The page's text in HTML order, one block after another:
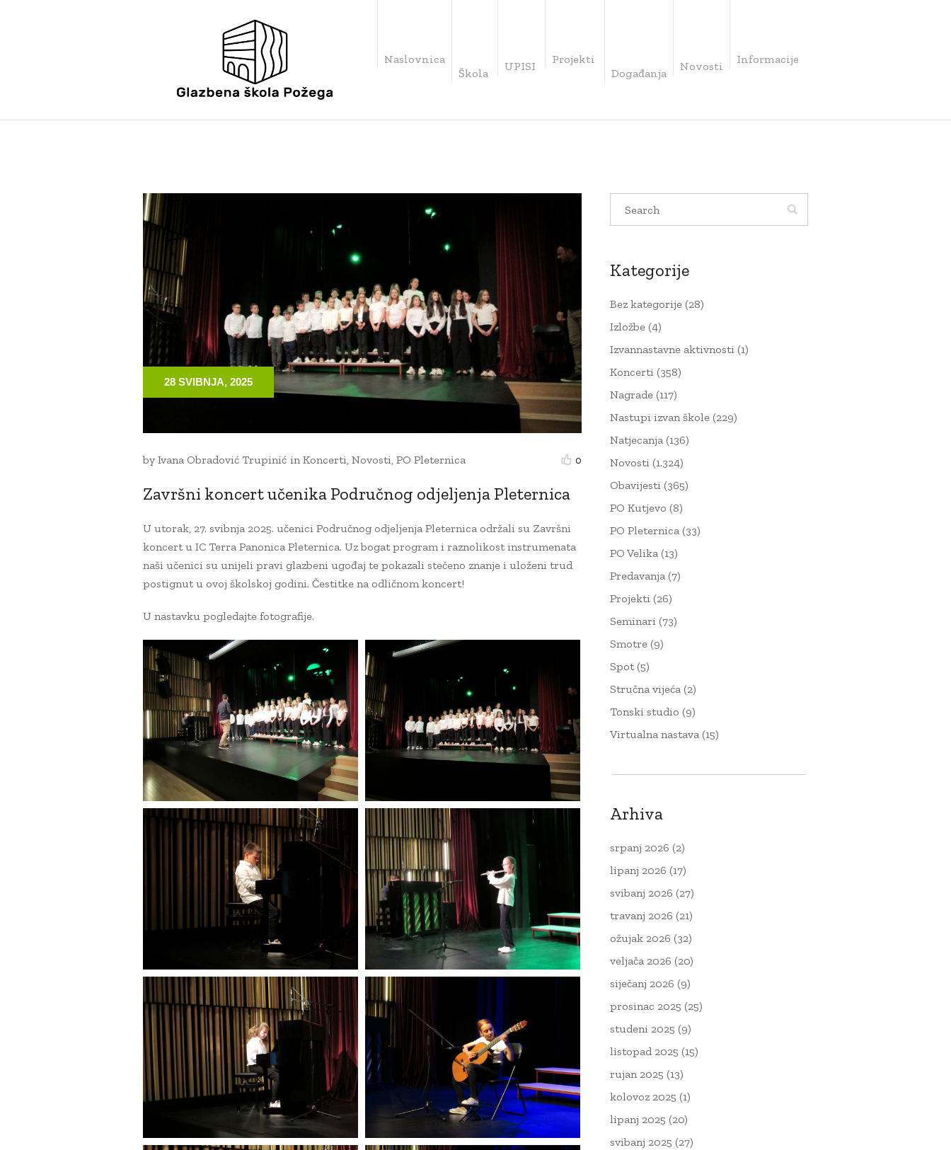
Naslovnica
Škola
UPISI
Projekti
Događanja
Novosti
Informacije
28 SVIBNJA, 2025
0
by Ivana Obradović Trupinić inKoncerti, Novosti, PO Pleternica
Završni koncert učenika Područnog odjeljenja Pleternica
U utorak, 27. svibnja 2025. učenici Područnog odjeljenja Pleternica održali su Završni
koncert u IC Terra Panonica Pleternica. Uz bogat program i raznolikost instrumenata
naši učenici su unijeli pravi glazbeni ugođaj te pokazali stečeno znanje i uloženi trud
postignut u ovoj školskoj godini. Čestitke na odličnom koncert!
U nastavku pogledajte fotografije.
Kategorije
Bez kategorije (28)
Izložbe (4)
Izvannastavne aktivnosti (1)
Koncerti (358)
Nagrade (117)
Nastupi izvan škole (229)
Natjecanja (136)
Novosti (1.324)
Obavijesti (365)
PO Kutjevo (8)
PO Pleternica (33)
PO Velika (13)
Predavanja (7)
Projekti (26)
Seminari (73)
Smotre (9)
Spot(5)
Stručna vijeća (2)
Tonski studio (9)
Virtualna nastava (15)
Arhiva
srpanj 2026 (2)
lipanj 2026 (17)
svibanj 2026 (27)
travanj 2026 (21)
ožujak 2026 (32)
veljača 2026 (20)
siječanj 2026 (9)
prosinac 2025 (25)
studeni 2025 (9)
listopad 2025 (15)
rujan 2025 (13)
kolovoz 2025 (1)
lipanj 2025 (20)
svibanj 2025 (27)